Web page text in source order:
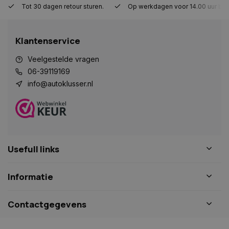
Tot 30 dagen retour sturen. Op werkdagen voor 14.00 uur
Klantenservice
Veelgestelde vragen
06-39119169
info@autoklusser.nl
Usefull links
Informatie
Contactgegevens
Strikt noodzakelijk Prestatie
Targeting
Strikt noodzakelijke cookies maken de
gebruikersaanmelding en accountbeheer. De
website kan niet goed worden gebruikt zonder de
strikt noodzakelijke cookies.
Naam
COOKIELAW_STATS
53